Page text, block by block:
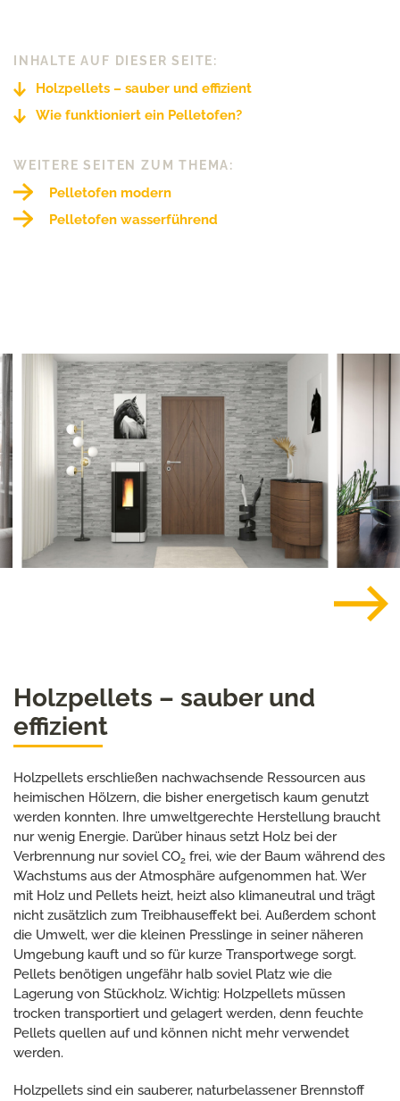
INHALTE AUF DIESER SEITE:
Holzpellets – sauber und effizient
Wie funktioniert ein Pelletofen?
WEITERE SEITEN ZUM THEMA:
Pelletofen modern
Pelletofen wasserführend
Holzpellets – sauber und
effizient
Holzpellets erschließen nachwachsende Ressourcen aus
heimischen Hölzern, die bisher energetisch kaum genutzt
werden konnten. Ihre umweltgerechte Herstellung braucht
nur wenig Energie. Darüber hinaus setzt Holz bei der
Verbrennung nur soviel CO2 frei, wie der Baum während des
Wachstums aus der Atmosphäre aufgenommen hat. Wer
mit Holz und Pellets heizt, heizt also klimaneutral und trägt
nicht zusätzlich zum Treibhauseffekt bei. Außerdem schont
die Umwelt, wer die kleinen Presslinge in seiner näheren
Umgebung kauft und so für kurze Transportwege sorgt.
Pellets benötigen ungefähr halb soviel Platz wie die
Lagerung von Stückholz. Wichtig: Holzpellets müssen
trocken transportiert und gelagert werden, denn feuchte
Pellets quellen auf und können nicht mehr verwendet
werden.
Holzpellets sind ein sauberer, naturbelassener Brennstoff